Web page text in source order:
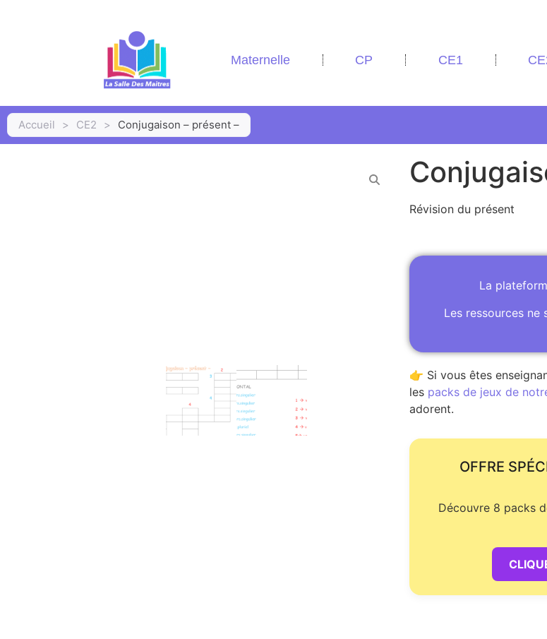
Maternelle CP CE1
Accueil > CE2 > Conjugaison – présent –
Révision du présent
La
Les ressources ne
👉 Si vous êtes
les packs de jeux de
adorent.
OFFRE
Découvre 8 packs